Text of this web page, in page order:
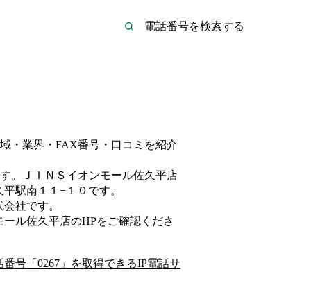
・業界・FAX番号・口コミを紹介
。
ＪＩＮＳイオンモール佐久平店
駅南１１−１０ です。
会社です。
ール佐久平店のHPをご確認くださ
号「 0267 」を取得できるIP電話サ